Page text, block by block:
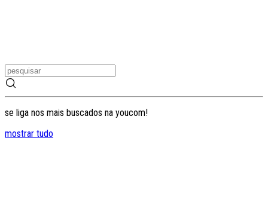
se liga nos mais buscados na youcom!
mostrar tudo